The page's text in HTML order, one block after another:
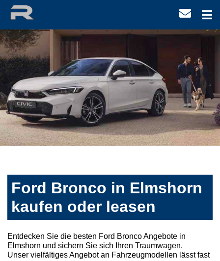
Ford Bronco in Elmshorn
kaufen oder leasen
Entdecken Sie die besten Ford Bronco Angebote in
Elmshorn und sichern Sie sich Ihren Traumwagen.
Unser vielfältiges Angebot an Fahrzeugmodellen lässt fast